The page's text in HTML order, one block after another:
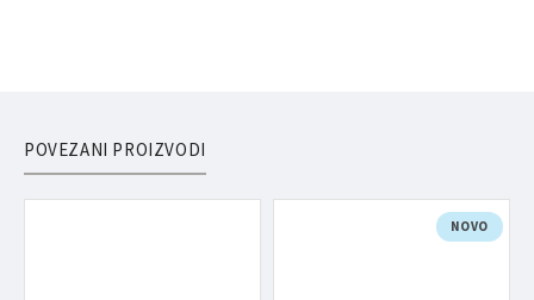
POVEZANI PROIZVODI
NOVO